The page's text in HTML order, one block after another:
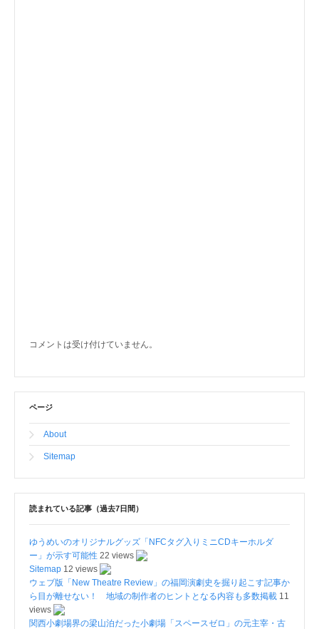
コメントは受け付けていません。
ページ
About
Sitemap
読まれている記事（過去7日間）
ゆうめいのオリジナルグッズ「NFCタグ入りミニCDキーホルダ
ー」が示す可能性 22 views
Sitemap 12 views
ウェブ版「New Theatre Review」の福岡演劇史を掘り起こす記事か
ら目が離せない！ 地域の制作者のヒントとなる内容も多数掲載 11
views
関西小劇場界の梁山泊だった小劇場「スペースゼロ」の元主宰・古